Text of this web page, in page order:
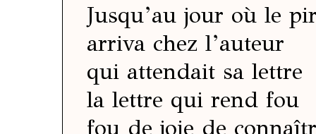
Jusqu’au jour où le
arriva chez l’auteur
qui attendait sa lettre
la lettre qui rend fou
fou de joie de